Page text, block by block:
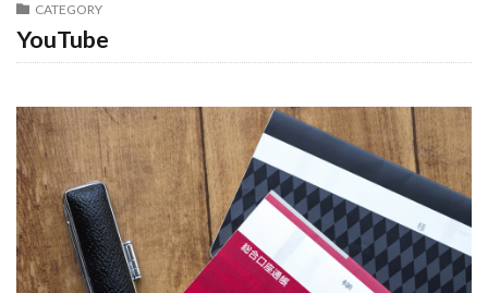
CATEGORY
YouTube